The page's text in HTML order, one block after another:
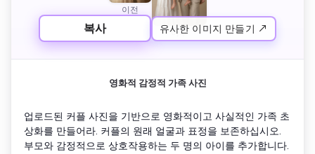
이전
이후
복사 유사한 이미지 만들기 ↗
영화적 감정적 가족 사진
업로드된 커플 사진을 기반으로 영화적이고 사실적인 가족 초
상화를 만들어라. 커플의 원래 얼굴과 표정을 보존하십시오.
부모와 감정적으로 상호작용하는 두 명의 아이를 추가합니다.